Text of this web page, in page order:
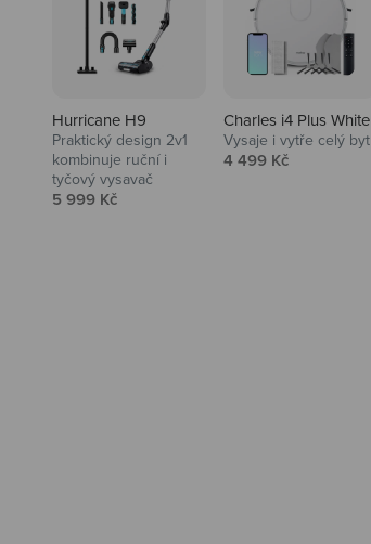
Hurricane H9
Praktický design 2v1
kombinuje ruční i
tyčový vysavač
Prodejní cena
5 999 Kč
Charles i4 Plus White
Vysaje i vytře celý byt
Prodejní cena
4 499 Kč
Audio
Niceboy sluchátka a repráky ti
padnou do noty.